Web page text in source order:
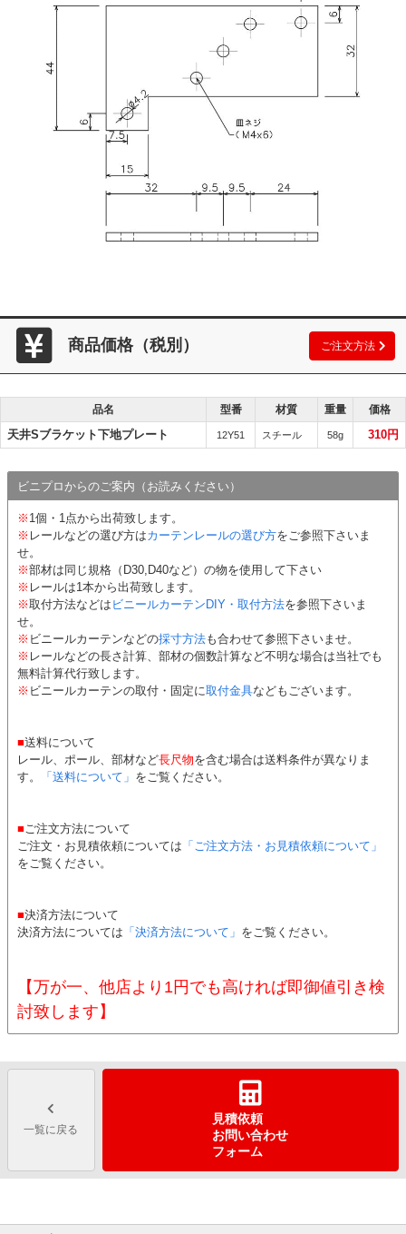
商品価格（税別） ご注文方法
品名 型番 材質 重量 価格
天井Sブラケット下地プレート 12Y51 スチール 58g 310円
ビニプロからのご案内（お読みください）
※ 1個・1点から出荷致します。
※ レールなどの選び方はカーテンレールの選び方をご参照下さいま
せ。
※部材は同じ規格（D30,D40など）の物を使用して下さい
※ レールは1本から出荷致します。
※取付方法などは ビニールカーテンDIY・取付方法を参照下さいま
せ。
※ ビニールカーテンなどの採寸方法も合わせて参照下さいませ。
※ レールなどの長さ計算、部材の個数計算など不明な場合は当社でも
無料計算代行致します。
※ ビニールカーテンの取付・固定に取付金具などもございます。
■送料について
レール、ポール、部材など長尺物を含む場合は送料条件が異なりま
す。
「送料について」 をご覧ください。
■ ご注文方法について
ご注文・お見積依頼については 「ご注文方法・お見積依頼について」
をご覧ください。
■決済方法について
決済方法については 「決済方法について」 をご覧ください。
【万が一、他店より1円でも高ければ即御値引き検
討致します】
一覧に戻る
見積依頼
お問い合わせ
フォーム